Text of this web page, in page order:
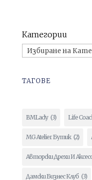
Категории
ТАГОВЕ
BMLady (3) Life
MG Atelier Бутик (2)
Авторски Дрехи И
Дамски Бизнес Клуб (3)